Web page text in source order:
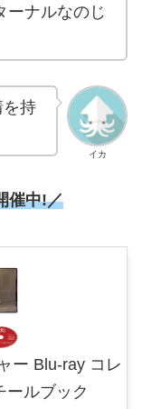
ーナルなのじ
イカ
を持
催中!／
ー Blu-ray コレ
ールブック